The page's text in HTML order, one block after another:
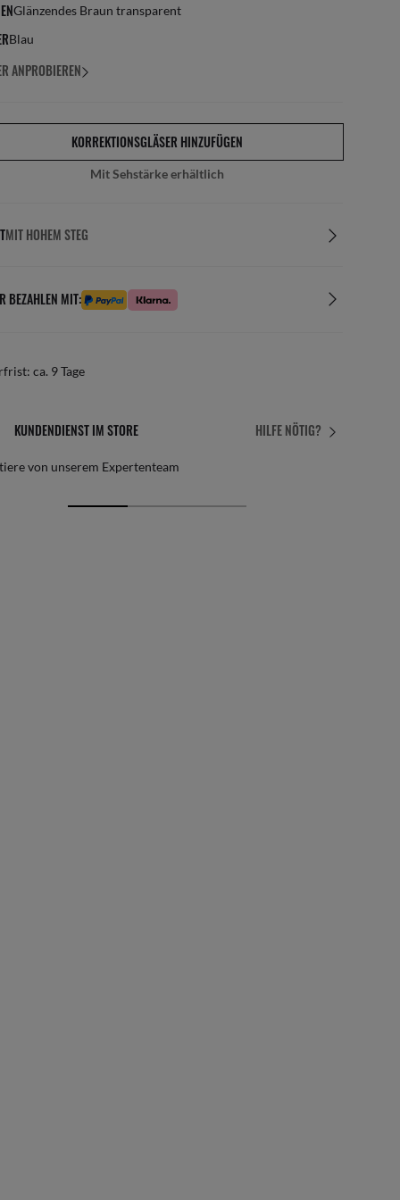
Glänzendes Braun transparent
Blau
ANPROBIEREN
KORREKTIONSGLÄSER HINZUFÜGEN
Mit Sehstärke erhältlich
MIT HOHEM STEG
BEZAHLEN MIT:
ca. 9 Tage
HILFE NÖTIG?
KOSTENLOSE UND EINFACHE RÜCKGABE
Per Post